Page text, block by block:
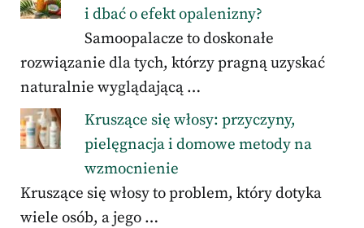
i dbać o efekt opalenizny?
Samoopalacze to doskonałe
rozwiązanie dla tych, którzy pragną uzyskać
naturalnie wyglądającą …
Kruszące się włosy: przyczyny,
pielęgnacja i domowe metody na
wzmocnienie
Kruszące się włosy to problem, który dotyka
wiele osób, a jego …